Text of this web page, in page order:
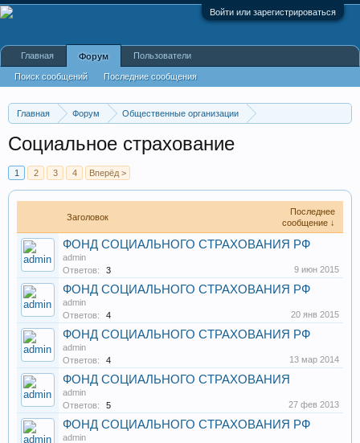
Войти или зарегистрироваться
Главная Форум
Общественные организации
Социальное страхование
1 2 3 4 Вперёд >
Заголовок
Последнее
сообщение ↓
ФОНД СОЦИАЛЬНОГО СТРАХОВАНИЯ РФ
admin
Ответов:
3 9 июн 2015
ФОНД СОЦИАЛЬНОГО СТРАХОВАНИЯ РФ
admin
Ответов:
4 20 янв 2015
ФОНД СОЦИАЛЬНОГО СТРАХОВАНИЯ РФ
admin
Ответов:
4 13 мар 2014
ФОНД СОЦИАЛЬНОГО СТРАХОВАНИЯ
admin
Ответов:
5 27 фев 2013
ФОНД СОЦИАЛЬНОГО СТРАХОВАНИЯ РФ
admin
Главная Форум
Поиск сообщений Последние сообщения
Пользователи